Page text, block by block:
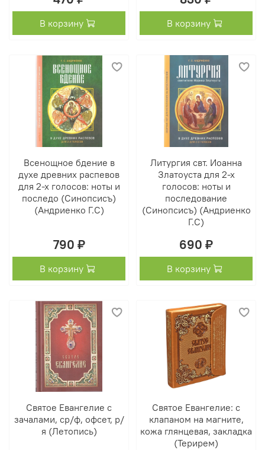
В корзину В корзину
Всенощное бдение в
духе древних распевов
для 2-х голосов: ноты и
последо (Синопсисъ)
(Андриенко Г.С)
790 ₽
В корзину
Литургия свт. Иоанна
Златоуста для 2-х
голосов: ноты и
последование
(Синопсисъ) (Андриенко
Г.С)
690 ₽
В корзину
Святое Евангелие с
зачалами, ср/ф, офсет, р/
я (Летопись)
Святое Евангелие: с
клапаном на магните,
кожа глянцевая, закладка
(Терирем)